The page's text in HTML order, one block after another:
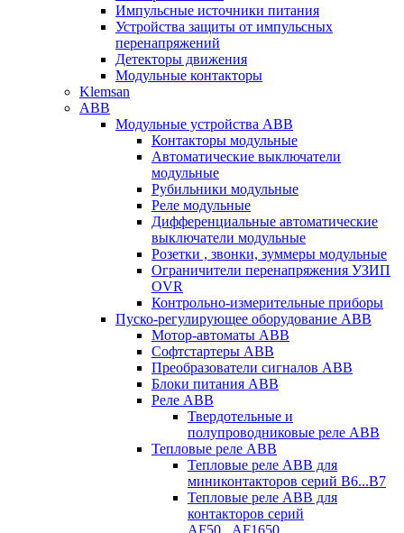
Импульсные источники питания
Устройства защиты от импульсных
перенапряжений
Детекторы движения
Модульные контакторы
Klemsan
ABB
Модульные устройства ABB
Контакторы модульные
Автоматические выключатели
модульные
Рубильники модульные
Реле модульные
Дифференциальные автоматические
выключатели модульные
Розетки , звонки, зуммеры модульные
Ограничители перенапряжения УЗИП
OVR
Контрольно-измерительные приборы
Пуско-регулирующее оборудование ABB
Мотор-автоматы ABB
Софтстартеры ABB
Преобразователи сигналов ABB
Блоки питания ABB
Реле ABB
Твердотельные и
полупроводниковые реле ABB
Тепловые реле ABB
Тепловые реле ABB для
миниконтакторов серий B6...B7
Тепловые реле ABB для
контакторов серий
AF50...AF1650